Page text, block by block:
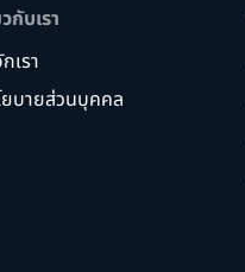
กับเรา
เรา
ยบายส่วนบุคคล